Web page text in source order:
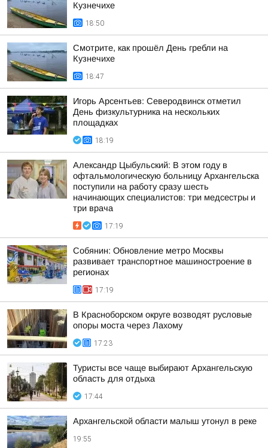
Кузнечихе
18:50
Смотрите, как прошёл День гребли на
Кузнечихе
18:47
Игорь Арсентьев: Северодвинск отметил
День физкультурника на нескольких
площадках
18:19
Александр Цыбульский: В этом году в
офтальмологическую больницу Архангельска
поступили на работу сразу шесть
начинающих специалистов: три медсестры и
три врача
17:19
Собянин: Обновление метро Москвы
развивает транспортное машиностроение в
регионах
17:19
В Красноборском округе возводят русловые
опоры моста через Лахому
17:23
Туристы все чаще выбирают Архангельскую
область для отдыха
17:44
Архангельской области малыш утонул в реке
19:55